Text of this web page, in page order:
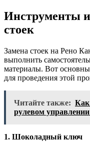
Инструменты
стоек
Замена стоек на Рено
выполнить
материалы. Вот
для проведения этой
Читайте также: Как
рулевом
1. Шоколадный ключ